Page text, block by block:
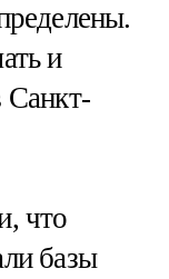
и
Санкт-
что
базы